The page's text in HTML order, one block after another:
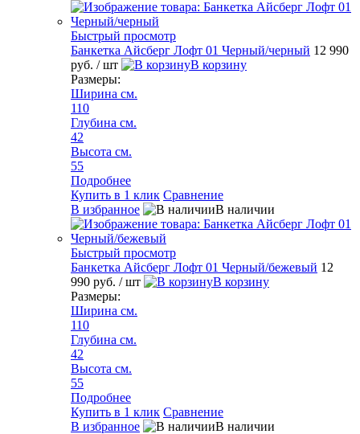
Быстрый просмотр
Банкетка Айсберг Лофт 01 Черный/черный 12 990
руб. / шт
В корзину
Размеры:
Ширина см.
110
Глубина см.
42
Высота см.
55
Подробнее
Купить в 1 клик Сравнение
В избранное
В наличии
Быстрый просмотр
Банкетка Айсберг Лофт 01 Черный/бежевый 12
990 руб. / шт
В корзину
Размеры:
Ширина см.
110
Глубина см.
42
Высота см.
55
Подробнее
Купить в 1 клик Сравнение
В избранное
В наличии